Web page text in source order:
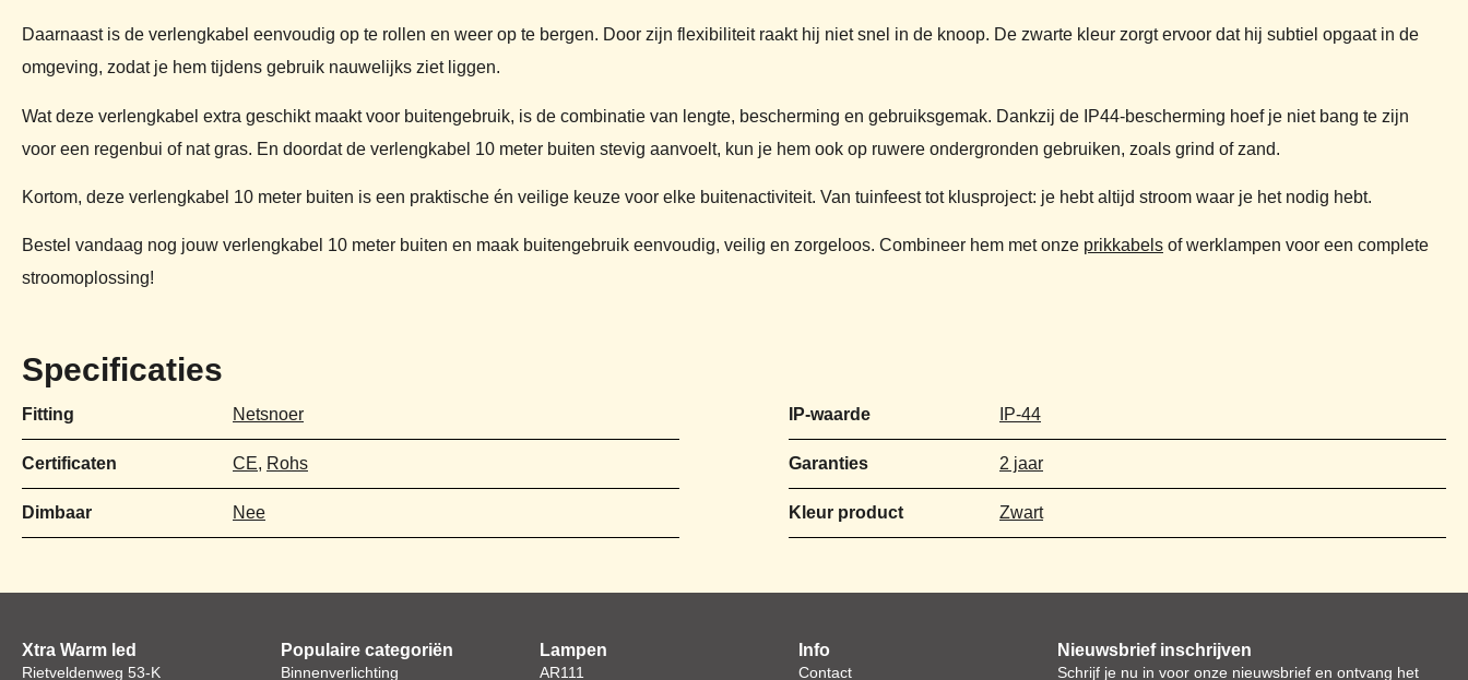
Daarnaast is de verlengkabel eenvoudig op te rollen en weer op te bergen. Door zijn flexibiliteit raakt hij niet snel in de knoop. De zwarte kleur zorgt ervoor dat hij subtiel opgaat in de
omgeving, zodat je hem tijdens gebruik nauwelijks ziet liggen.
Wat deze verlengkabel extra geschikt maakt voor buitengebruik, is de combinatie van lengte, bescherming en gebruiksgemak. Dankzij de IP44-bescherming hoef je niet bang te zijn
voor een regenbui of nat gras. En doordat de verlengkabel 10 meter buiten stevig aanvoelt, kun je hem ook op ruwere ondergronden gebruiken, zoals grind of zand.
Kortom, deze verlengkabel 10 meter buiten is een praktische én veilige keuze voor elke buitenactiviteit. Van tuinfeest tot klusproject: je hebt altijd stroom waar je het nodig hebt.
Bestel vandaag nog jouw verlengkabel 10 meter buiten en maak buitengebruik eenvoudig, veilig en zorgeloos. Combineer hem met onze prikkabels of werklampen voor een complete
stroomoplossing!
Specificaties
Fitting Netsnoer IP-waarde IP-44
Certificaten CE, Rohs Garanties 2 jaar
Dimbaar Nee Kleur product Zwart
Xtra Warm led
Rietveldenweg 53-K
Populaire categoriën
Binnenverlichting
Lampen
AR111
Info
Contact
Nieuwsbrief inschrijven
Schrijf je nu in voor onze nieuwsbrief en ontvang het